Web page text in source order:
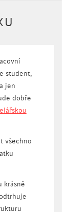
student,
jen
dobře
všechno
krásně